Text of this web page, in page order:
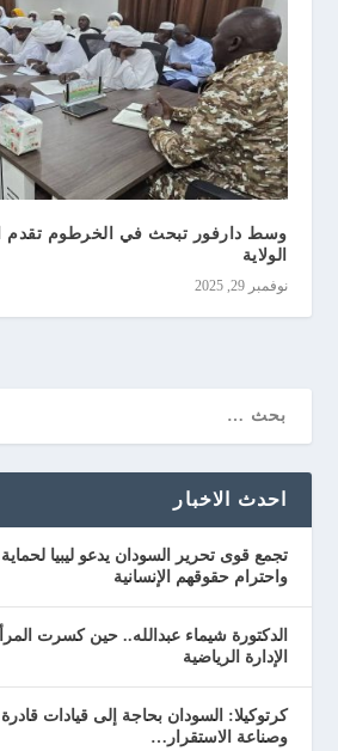
وسط دارفور تبحث في الخرطوم تقدم
الولاية
نوفمبر 29, 2025
احدث الاخبار
تجمع قوى تحرير السودان يدعو ليبيا لحماية
واحترام حقوقهم الإنسانية
الدكتورة شيماء عبدالله.. حين كسرت
الإدارة الرياضية
كرتوكيلا: السودان بحاجة إلى قيادات
وصناعة الاستقرار…